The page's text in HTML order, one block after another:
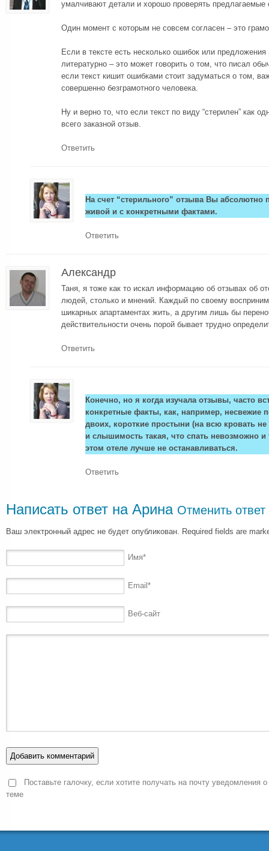
умалчивают детали и хорошо проверять предлагаемые
Один момент с которым не совсем согласен – это
Если в тексте есть несколько ошибок или
литературно – это может говорить о том, что писал
если текст кишит ошибками стоит задуматься о том,
совершенно безграмотного человека.
Ну и верно то, что если текст по виду “стерилен” как
всего заказной отзыв.
Ответить
На счет “стерильного” отзыва Вы
живой и с конкретными фактами.
Ответить
Александр
Таня, я тоже как то искал информацию об отзывах об
людей, столько и мнений. Каждый по своему
шикарных апартаментах жить, а другим лишь бы
действительности очень порой бывает трудно
Ответить
Конечно, но я когда изучала отзывы, часто
конкретные факты, как, например, несвежие
двоих, короткие простыни (на всю кровать не
и слышимость такая, что спать невозможно и
этом отеле лучше не останавливаться.
Ответить
Написать ответ на Арина Отменить ответ
Ваш электронный адрес не будет опубликован. Required fields are
Имя*
Email *
Веб-сайт
Поставьте галочку, если хотите получать на почту уведомления
теме